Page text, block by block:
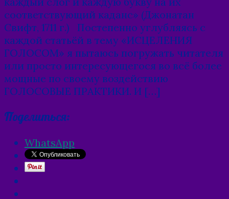
соответствующий каданс» (Джонатан
Свифт, 1711 г.) Постепенно углубляясь с
каждой статьёй в тему «ИСЦЕЛЕНИЯ
ГОЛОСОМ» я пытаюсь погружать читателя
или просто интересующегося во всё более
мощные по своему воздействию
ГОЛОСОВЫЕ ПРАКТИКИ. И […]
Поделиться:
WhatsApp